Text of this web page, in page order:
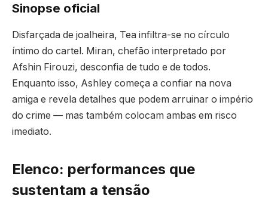
Sinopse oficial
Disfarçada de joalheira, Tea infiltra-se no círculo
íntimo do cartel. Miran, chefão interpretado por
Afshin Firouzi, desconfia de tudo e de todos.
Enquanto isso, Ashley começa a confiar na nova
amiga e revela detalhes que podem arruinar o império
do crime — mas também colocam ambas em risco
imediato.
Elenco: performances que
sustentam a tensão